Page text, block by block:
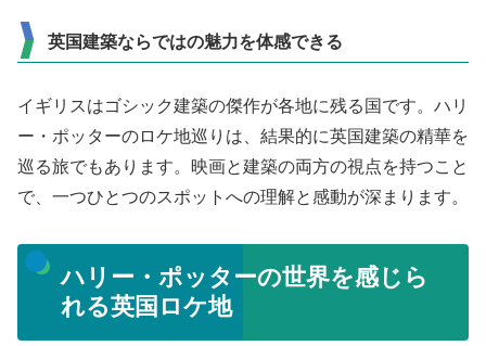
英国建築ならではの魅力を体感できる
イギリスはゴシック建築の傑作が各地に残る国です。ハリ
ー・ポッターのロケ地巡りは、結果的に英国建築の精華を
巡る旅でもあります。映画と建築の両方の視点を持つこと
で、一つひとつのスポットへの理解と感動が深まります。
ハリー・ポッターの世界を感じら
れる英国ロケ地